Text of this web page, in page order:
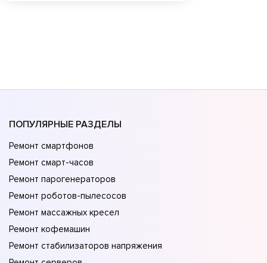
ПОПУЛЯРНЫЕ РАЗДЕЛЫ
Ремонт смартфонов
Ремонт смарт-часов
Ремонт парогенераторов
Ремонт роботов-пылесосов
Ремонт массажных кресел
Ремонт кофемашин
Ремонт стабилизаторов напряжения